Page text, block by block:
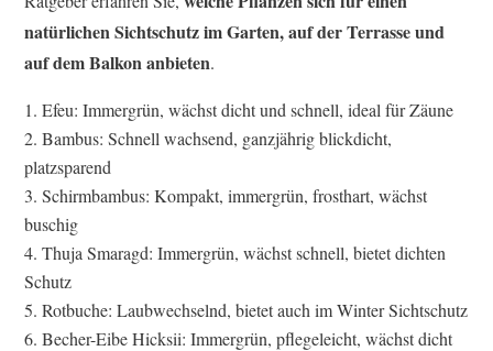
natürlichen Sichtschutz im Garten, auf der Terrasse und
auf dem Balkon anbieten.
Efeu: Immergrün, wächst dicht und schnell, ideal für Zäune
Bambus: Schnell wachsend, ganzjährig blickdicht,
platzsparend
Schirmbambus: Kompakt, immergrün, frosthart, wächst
buschig
Thuja Smaragd: Immergrün, wächst schnell, bietet dichten
Schutz
Rotbuche: Laubwechselnd, bietet auch im Winter Sichtschutz
Becher-Eibe Hicksii: Immergrün, pflegeleicht, wächst dicht